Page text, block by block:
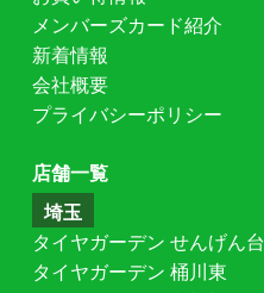
メンバーズカード紹介
新着情報
会社概要
プライバシーポリシー
店舗一覧
埼玉
タイヤガーデン せんげん台
タイヤガーデン 桶川東